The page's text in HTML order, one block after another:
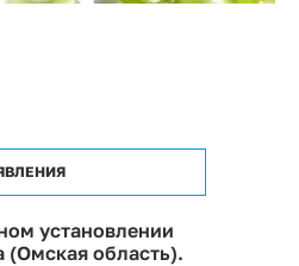
установлении
(Омская область).